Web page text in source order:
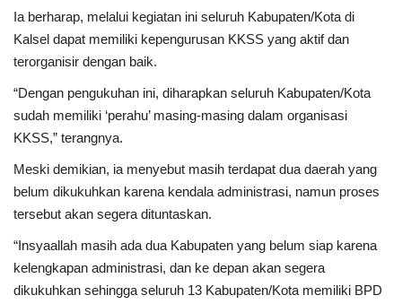
Ia berharap, melalui kegiatan ini seluruh Kabupaten/Kota di
Kalsel dapat memiliki kepengurusan KKSS yang aktif dan
terorganisir dengan baik.
“Dengan pengukuhan ini, diharapkan seluruh Kabupaten/Kota
sudah memiliki ‘perahu’ masing-masing dalam organisasi
KKSS,” terangnya.
Meski demikian, ia menyebut masih terdapat dua daerah yang
belum dikukuhkan karena kendala administrasi, namun proses
tersebut akan segera dituntaskan.
“Insyaallah masih ada dua Kabupaten yang belum siap karena
kelengkapan administrasi, dan ke depan akan segera
dikukuhkan sehingga seluruh 13 Kabupaten/Kota memiliki BPD